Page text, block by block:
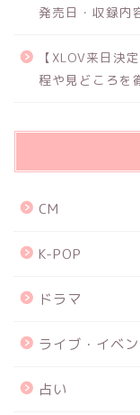
発売日・収録内
【XLOV来日決
程や見どころを
CM
K-POP
ドラマ
ライブ・イベ
占い